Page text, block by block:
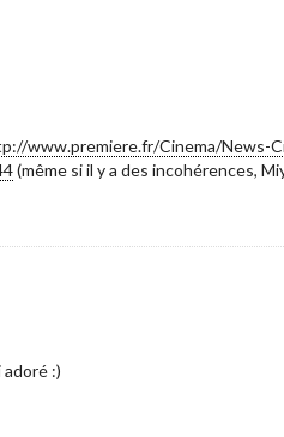
www.premiere.fr/Cinema/News-
(même si il y a des incohérences,
:)